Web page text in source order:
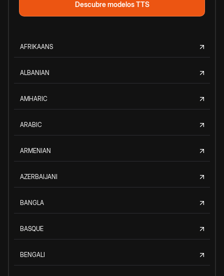
Descubre modelos TTS
AFRIKAANS
ALBANIAN
AMHARIC
ARABIC
ARMENIAN
AZERBAIJANI
BANGLA
BASQUE
BENGALI